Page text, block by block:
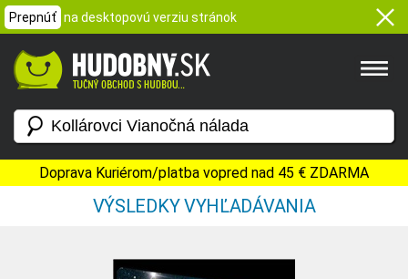
Prepnúť na desktopovú verziu stránok
Doprava Kuriérom/platba vopred nad 45 € ZDARMA
VÝSLEDKY VYHĽADÁVANIA